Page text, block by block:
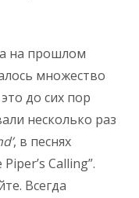
на прошлом
множество
до сих пор
несколько раз
, в песнях
Calling”.
Всегда